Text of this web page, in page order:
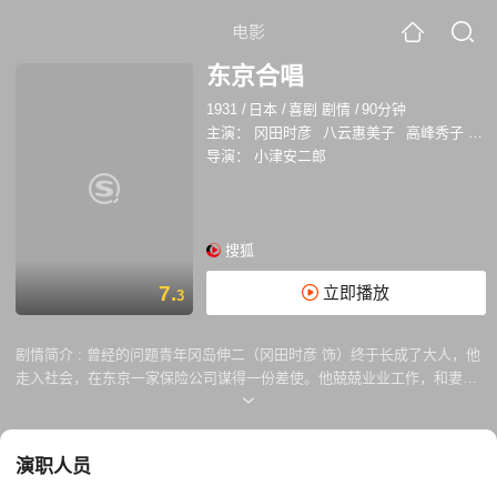
电影
7.3
东京合唱
1931 / 日本 /喜剧 剧情 /90分钟
主演：
冈田时彦 八云惠美子 高峰秀子
齐
导演：
小津安二郎
搜狐
立即播放
剧情简介 : 曾经的问题青年冈岛伸二（冈田时彦 饰）终于长成了大人，他
走入社会，在东京一家保险公司谋得一份差使。他兢兢业业工作，和妻子
（八运惠美子 饰）、一双儿女（菅原秀雄 & 高峰秀子 饰）以及尚在襁褓
当天却为了庇护被解雇的老员工山田（坂本武 饰）而和社长发生冲突，于
演职人员